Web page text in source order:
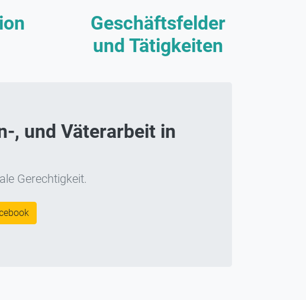
Geschäftsfelder
und Tätigkeiten
, und Väterarbeit in
Gerechtigkeit.